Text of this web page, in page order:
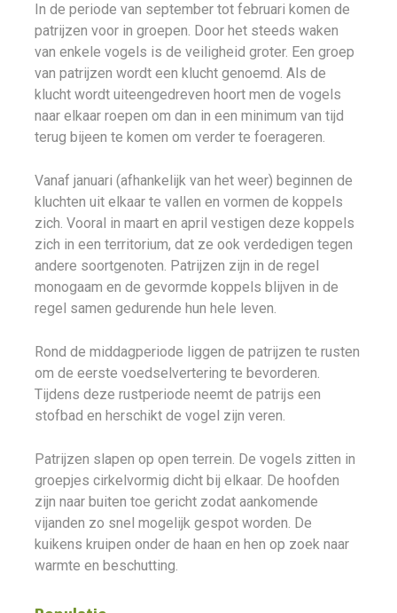
In de periode van september tot februari komen de
patrijzen voor in groepen. Door het steeds waken
van enkele vogels is de veiligheid groter. Een groep
van patrijzen wordt een klucht genoemd. Als de
klucht wordt uiteengedreven hoort men de vogels
naar elkaar roepen om dan in een minimum van tijd
terug bijeen te komen om verder te foerageren.
Vanaf januari (afhankelijk van het weer) beginnen de
kluchten uit elkaar te vallen en vormen de koppels
zich. Vooral in maart en april vestigen deze koppels
zich in een territorium, dat ze ook verdedigen tegen
andere soortgenoten. Patrijzen zijn in de regel
monogaam en de gevormde koppels blijven in de
regel samen gedurende hun hele leven.
Rond de middagperiode liggen de patrijzen te rusten
om de eerste voedselvertering te bevorderen.
Tijdens deze rustperiode neemt de patrijs een
stofbad en herschikt de vogel zijn veren.
Patrijzen slapen op open terrein. De vogels zitten in
groepjes cirkelvormig dicht bij elkaar. De hoofden
zijn naar buiten toe gericht zodat aankomende
vijanden zo snel mogelijk gespot worden. De
kuikens kruipen onder de haan en hen op zoek naar
warmte en beschutting.